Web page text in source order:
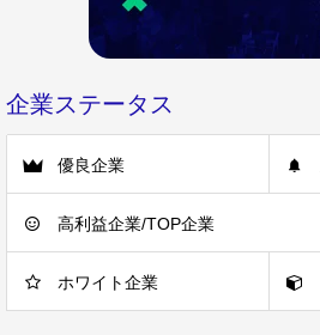
企業ステータス
優良企業
高利益企業/TOP企業
ホワイト企業